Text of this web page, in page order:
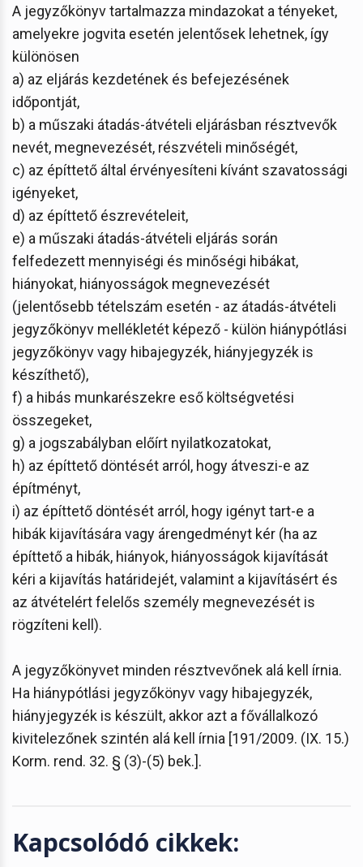
A jegyzőkönyv tartalmazza mindazokat a tényeket,
amelyekre jogvita esetén jelentősek lehetnek, így
különösen
a) az eljárás kezdetének és befejezésének
időpontját,
b) a műszaki átadás-átvételi eljárásban résztvevők
nevét, megnevezését, részvételi minőségét,
c) az építtető által érvényesíteni kívánt szavatossági
igényeket,
d) az építtető észrevételeit,
e) a műszaki átadás-átvételi eljárás során
felfedezett mennyiségi és minőségi hibákat,
hiányokat, hiányosságok megnevezését
(jelentősebb tételszám esetén - az átadás-átvételi
jegyzőkönyv mellékletét képező - külön hiánypótlási
jegyzőkönyv vagy hibajegyzék, hiányjegyzék is
készíthető),
f) a hibás munkarészekre eső költségvetési
összegeket,
g) a jogszabályban előírt nyilatkozatokat,
h) az építtető döntését arról, hogy átveszi-e az
építményt,
i) az építtető döntését arról, hogy igényt tart-e a
hibák kijavítására vagy árengedményt kér (ha az
építtető a hibák, hiányok, hiányosságok kijavítását
kéri a kijavítás határidejét, valamint a kijavításért és
az átvételért felelős személy megnevezését is
rögzíteni kell).
A jegyzőkönyvet minden résztvevőnek alá kell írnia.
Ha hiánypótlási jegyzőkönyv vagy hibajegyzék,
hiányjegyzék is készült, akkor azt a fővállalkozó
kivitelezőnek szintén alá kell írnia [191/2009. (IX. 15.)
Korm. rend. 32. § (3)-(5) bek.].
Kapcsolódó cikkek: